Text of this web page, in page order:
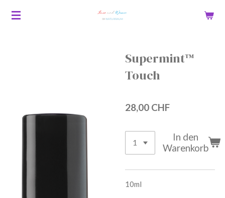
Zum
Supermint™
Touch
28,00 CHF
In den
Warenkorb
10ml